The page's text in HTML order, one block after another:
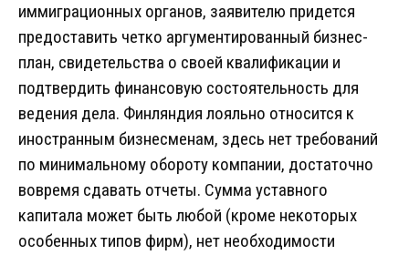
иммиграционных органов, заявителю придется
предоставить четко аргументированный бизнес-
план, свидетельства о своей квалификации и
подтвердить финансовую состоятельность для
ведения дела. Финляндия лояльно относится к
иностранным бизнесменам, здесь нет требований
по минимальному обороту компании, достаточно
вовремя сдавать отчеты. Сумма уставного
капитала может быть любой (кроме некоторых
особенных типов фирм), нет необходимости